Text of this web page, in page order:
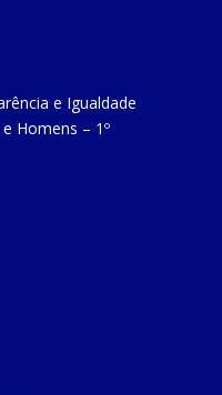
e Igualdade
Homens – 1º